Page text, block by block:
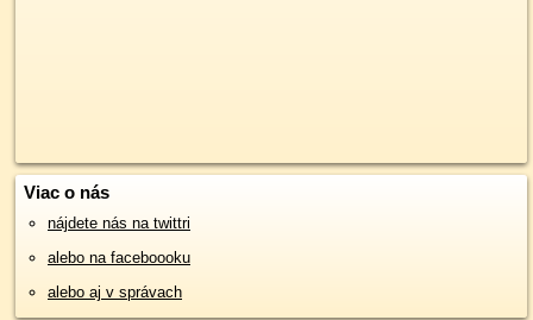
Viac o nás
nájdete nás na twittri
alebo na faceboooku
alebo aj v správach